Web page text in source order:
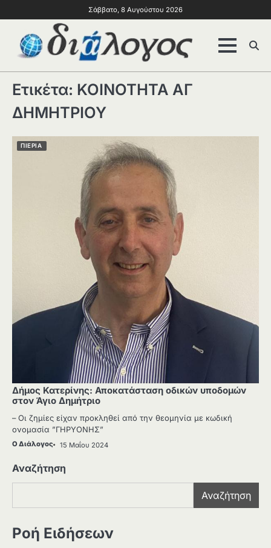
Σάββατο, 8 Αυγούστου 2026
Ετικέτα: ΚΟΙΝΟΤΗΤΑ ΑΓ
ΔΗΜΗΤΡΙΟΥ
ΠΙΕΡΙΑ
Δήμος Κατερίνης: Αποκατάσταση οδικών υποδομών
στον Άγιο Δημήτριο
– Οι ζημίες είχαν προκληθεί από την θεομηνία με κωδική
ονομασία ”ΓΗΡΥΟΝΗΣ”
Ο Διάλογος 15 Μαΐου 2024
Αναζήτηση
Αναζήτηση
Ροή Ειδήσεων